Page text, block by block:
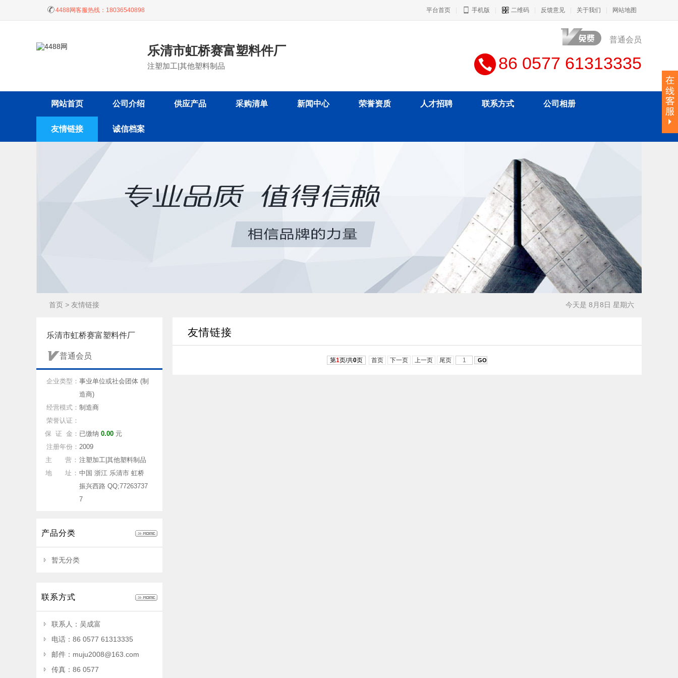
4488网客服热线： 18036540898 平台首页 手机版 二维码 反馈意见 关于我们 网站地图
乐清市虹桥赛富塑料件厂
注塑加工|其他塑料制品
普通会员
86 0577 61313335
网站首页 公司介绍 供应产品 采购清单 新闻中心 荣誉资质 人才招聘 联系方式 公司相册
友情链接 诚信档案
今天是 8月8日 星期六
首页 > 友情链接
乐清市虹桥赛富塑料件厂
普通会员
企业类型： 事业单位或社会团体 (制
造商)
经营模式： 制造商
荣誉认证：
保 证 金： 已缴纳 0.00 元
注册年份： 2009
主 营： 注塑加工|其他塑料制品
地 址： 中国 浙江 乐清市 虹桥
振兴西路 QQ;77263737
7
产品分类
暂无分类
联系方式
联系人：吴成富
电话：86 0577 61313335
邮件：muju2008@163.com
传真：86 0577
友情链接
第1页/共0页 首页 下一页 上一页 尾页